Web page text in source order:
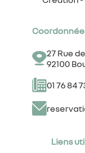
27 Rue
92100
01 76 84
Liens